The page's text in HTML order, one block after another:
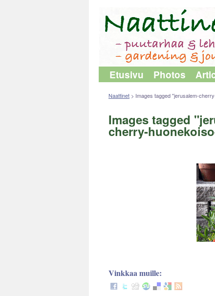
Etusivu Photos
Naattinet > Images tagged "jerusalem-
Images tagged
cherry-
Vinkkaa muille: